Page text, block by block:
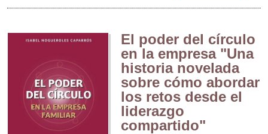
El poder del círculo
en la empresa "Una
historia novelada
sobre cómo abordar
los retos desde el
liderazgo
compartido"